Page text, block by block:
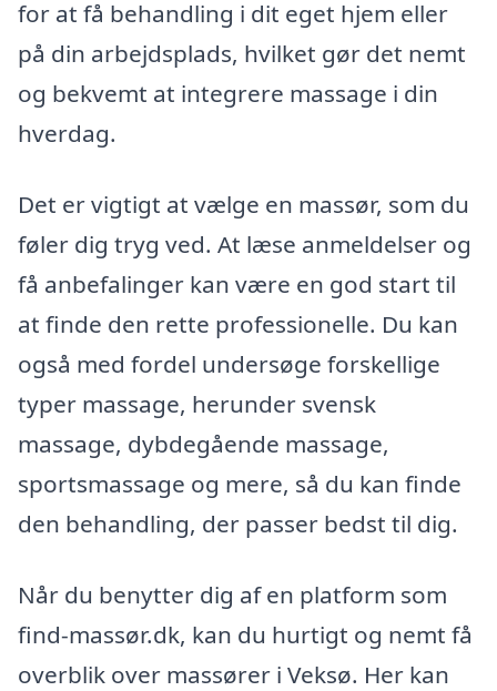
for at få behandling i dit eget hjem eller
på din arbejdsplads, hvilket gør det nemt
og bekvemt at integrere massage i din
hverdag.
Det er vigtigt at vælge en massør, som du
føler dig tryg ved. At læse anmeldelser og
få anbefalinger kan være en god start til
at finde den rette professionelle. Du kan
også med fordel undersøge forskellige
typer massage, herunder svensk
massage, dybdegående massage,
sportsmassage og mere, så du kan finde
den behandling, der passer bedst til dig.
Når du benytter dig af en platform som
find-massør.dk, kan du hurtigt og nemt få
overblik over massører i Veksø. Her kan